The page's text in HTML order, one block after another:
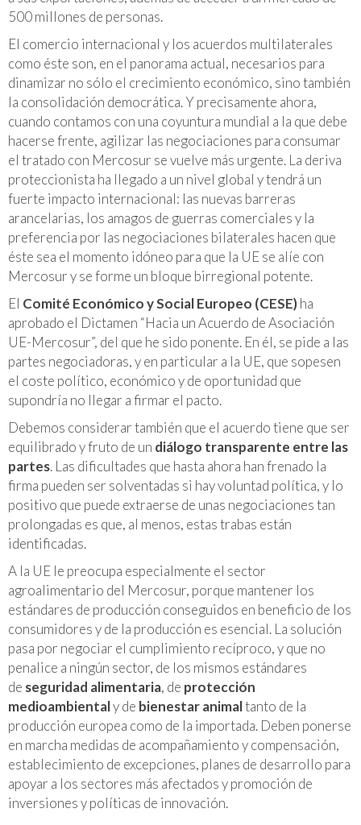
500 millones de personas.
El comercio internacional y los acuerdos multilaterales
como éste son, en el panorama actual, necesarios para
dinamizar no sólo el crecimiento económico, sino también
la consolidación democrática. Y precisamente ahora,
cuando contamos con una coyuntura mundial a la que debe
hacerse frente, agilizar las negociaciones para consumar
el tratado con Mercosur se vuelve más urgente. La deriva
proteccionista ha llegado a un nivel global y tendrá un
fuerte impacto internacional: las nuevas barreras
arancelarias, los amagos de guerras comerciales y la
preferencia por las negociaciones bilaterales hacen que
éste sea el momento idóneo para que la UE se alíe con
Mercosur y se forme un bloque birregional potente.
El Comité Económico y Social Europeo (CESE)ha
aprobado el Dictamen “Hacia un Acuerdo de Asociación
UE-Mercosur”, del que he sido ponente. En él, se pide a las
partes negociadoras, y en particular a la UE, que sopesen
el coste político, económico y de oportunidad que
supondría no llegar a firmar el pacto.
Debemos considerar también que el acuerdo tiene que ser
equilibrado y fruto de un diálogo transparente entre las
partes. Las dificultades que hasta ahora han frenado la
firma pueden ser solventadas si hay voluntad política, y lo
positivo que puede extraerse de unas negociaciones tan
prolongadas es que, al menos, estas trabas están
identificadas.
A la UE le preocupa especialmente el sector
agroalimentario del Mercosur, porque mantener los
estándares de producción conseguidos en beneficio de los
consumidores y de la producción es esencial. La solución
pasa por negociar el cumplimiento recíproco, y que no
penalice a ningún sector, de los mismos estándares
de seguridad alimentaria, de protección
medioambientaly de bienestar animaltanto de la
producción europea como de la importada. Deben ponerse
en marcha medidas de acompañamiento y compensación,
establecimiento de excepciones, planes de desarrollo para
apoyar a los sectores más afectados y promoción de
inversiones y políticas de innovación.